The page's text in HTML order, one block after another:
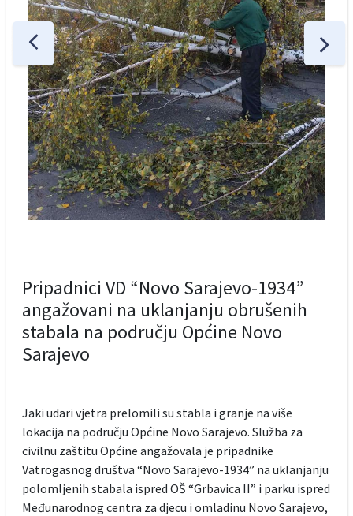
Pripadnici VD “Novo Sarajevo-1934”
angažovani na uklanjanju obrušenih
stabala na području Općine Novo
Sarajevo
Jaki udari vjetra prelomili su stabla i granje na više
lokacija na području Općine Novo Sarajevo. Služba za
civilnu zaštitu Općine angažovala je pripadnike
Vatrogasnog društva “Novo Sarajevo-1934” na uklanjanju
polomljenih stabala ispred OŠ “Grbavica II” i parku ispred
Međunarodnog centra za djecu i omladinu Novo Sarajevo,